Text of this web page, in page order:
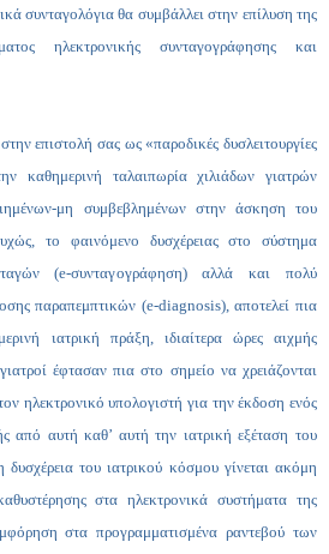
συνταγολόγια θα συμβάλλει στην επίλυση της
ηλεκτρονικής συνταγογράφησης και
σας ως «παροδικές δυσλειτουργίες
καθημερινή ταλαιπωρία χιλιάδων γιατρών
μη συμβεβλημένων στην άσκηση του
το φαινόμενο δυσχέρειας στο σύστημα
(e-συνταγογράφηση) αλλά και πολύ
παραπεμπτικών (e-diagnosis), αποτελεί πια
ιατρική πράξη, ιδιαίτερα ώρες αιχμής
έφτασαν πια στο σημείο να χρειάζονται
ηλεκτρονικό υπολογιστή για την έκδοση ενός
από αυτή καθ’ αυτή την ιατρική εξέταση του
του ιατρικού κόσμου γίνεται ακόμη
στα ηλεκτρονικά συστήματα της
στα προγραμματισμένα ραντεβού των